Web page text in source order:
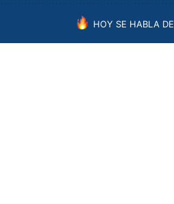
HOY SE HABLA DE